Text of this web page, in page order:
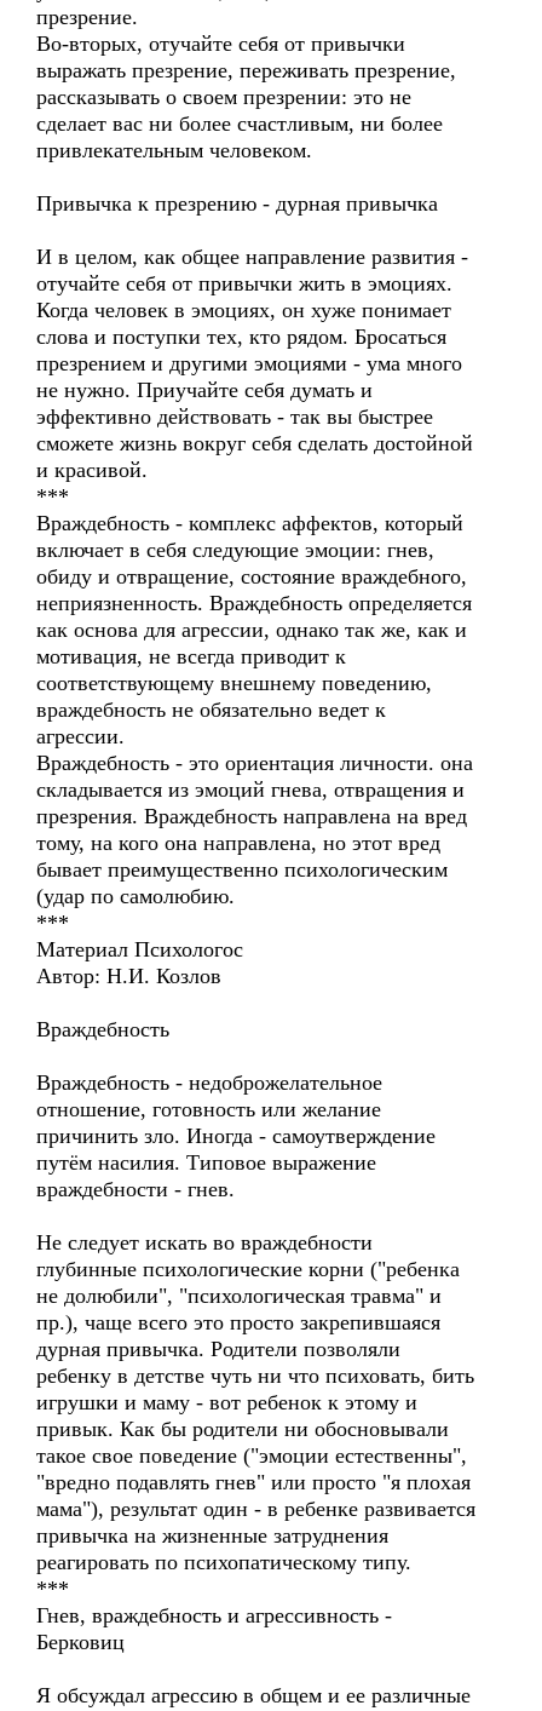
презрение.
Во-вторых, отучайте себя от привычки
выражать презрение, переживать презрение,
рассказывать о своем презрении: это не
сделает вас ни более счастливым, ни более
привлекательным человеком.
Привычка к презрению - дурная привычка
И в целом, как общее направление развития -
отучайте себя от привычки жить в эмоциях.
Когда человек в эмоциях, он хуже понимает
слова и поступки тех, кто рядом. Бросаться
презрением и другими эмоциями - ума много
не нужно. Приучайте себя думать и
эффективно действовать - так вы быстрее
сможете жизнь вокруг себя сделать достойной
и красивой.
***
Враждебность - комплекс аффектов, который
включает в себя следующие эмоции: гнев,
обиду и отвращение, состояние враждебного,
неприязненность. Враждебность определяется
как основа для агрессии, однако так же, как и
мотивация, не всегда приводит к
соответствующему внешнему поведению,
враждебность не обязательно ведет к
агрессии.
Враждебность - это ориентация личности. она
складывается из эмоций гнева, отвращения и
презрения. Враждебность направлена на вред
тому, на кого она направлена, но этот вред
бывает преимущественно психологическим
(удар по самолюбию.
***
Материал Психологос
Автор: Н.И. Козлов
Враждебность
Враждебность - недоброжелательное
отношение, готовность или желание
причинить зло. Иногда - самоутверждение
путём насилия. Типовое выражение
враждебности - гнев.
Не следует искать во враждебности
глубинные психологические корни ("ребенка
не долюбили", "психологическая травма" и
пр.), чаще всего это просто закрепившаяся
дурная привычка. Родители позволяли
ребенку в детстве чуть ни что психовать, бить
игрушки и маму - вот ребенок к этому и
привык. Как бы родители ни обосновывали
такое свое поведение ("эмоции естественны",
"вредно подавлять гнев" или просто "я плохая
мама"), результат один - в ребенке развивается
привычка на жизненные затруднения
реагировать по психопатическому типу.
***
Гнев, враждебность и агрессивность -
Берковиц
Я обсуждал агрессию в общем и ее различные